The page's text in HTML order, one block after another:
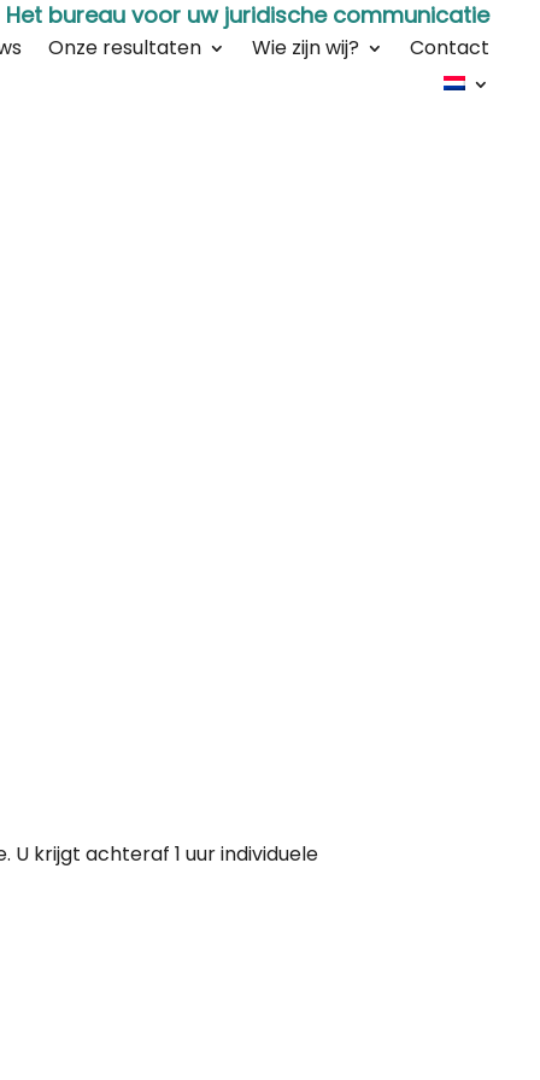
Het bureau voor uw juridische communicatie
Onze resultaten Wie zijn wij? Contact
krijgt achteraf 1 uur individuele